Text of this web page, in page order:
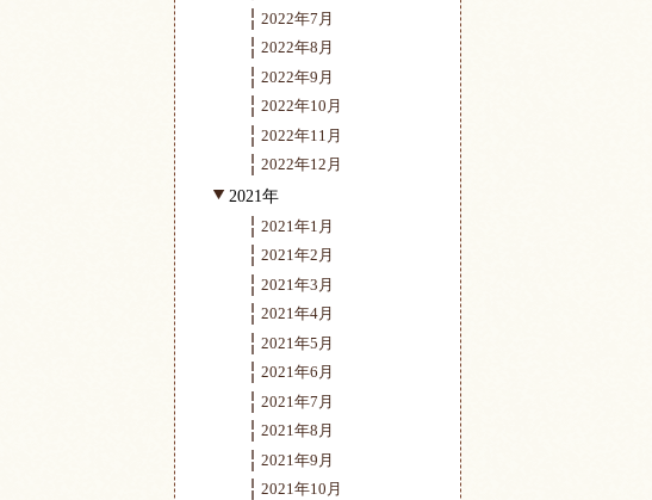
2022年7月
2022年8月
2022年9月
2022年10月
2022年11月
2022年12月
2021年
2021年1月
2021年2月
2021年3月
2021年4月
2021年5月
2021年6月
2021年7月
2021年8月
2021年9月
2021年10月